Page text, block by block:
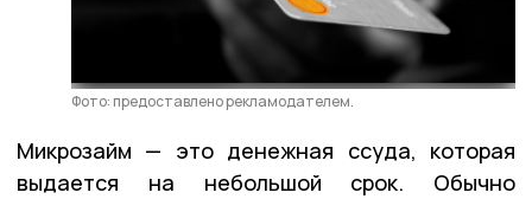
Фото: предоставлено рекламодателем.
Микрозайм — это денежная ссуда, которая
выдается на небольшой срок. Обычно